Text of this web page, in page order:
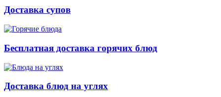
Доставка супов
Бесплатная доставка горячих блюд
Доставка блюд на углях